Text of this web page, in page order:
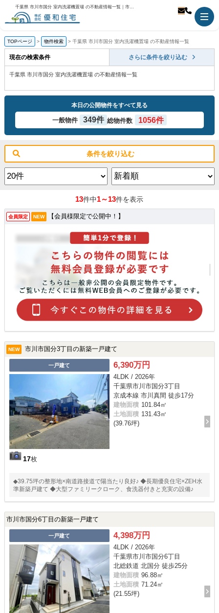
千葉県 市川市国分 室内洗濯機置場 の不動産情報一覧｜市川市の不動産のことなら優和住宅
TOPページ 物件検索 千葉県 市川市国分 室内洗濯機置場 の不動産情報一覧
現在の検索条件 さらに条件を絞り込む
千葉県 市川市国分 室内洗濯機置場 の不動産情報一覧
本日の公開物件をすべて見る
一般物件 349件 総物件数 1056件
条件を絞り込む
13件中1～13件を表示
会員限定 NEW 【会員様限定で公開中！】
NEW 市川市国分3丁目の新築一戸建て
一戸建て
17枚
6,390万円
4LDK / 2026年
千葉県市川市国分3丁目
京成本線 市川真間 徒歩17分
建物面積 101.84㎡
土地面積 131.43㎡
(39.76坪)
◆39.75坪の整形地×南道路接道で陽当たり良好♪ ◆長期優良住宅×ZEH水
準新築戸建て ◆大型ファミリークローク、食洗器付きと充実の設備♪
市川市国分6丁目の新築一戸建て
一戸建て 4,398万円
4LDK / 2026年
千葉県市川市国分6丁目
北総鉄道 北国分 徒歩25分
建物面積 96.88㎡
土地面積 71.24㎡
(21.55坪)